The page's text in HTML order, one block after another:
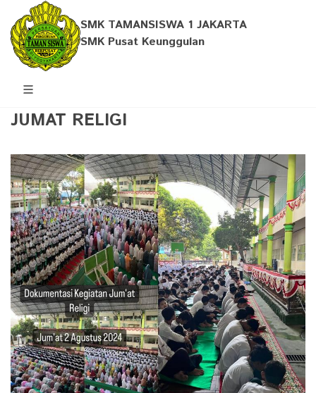
SMK TAMANSISWA 1 JAKARTA
SMK Pusat Keunggulan
JUMAT RELIGI